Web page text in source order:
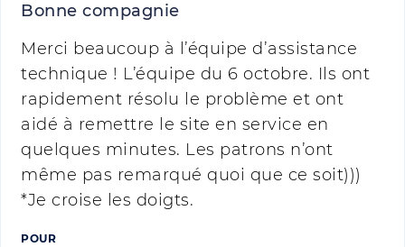
Bonne compagnie
Merci beaucoup à l’équipe d’assistance
technique ! L’équipe du 6 octobre. Ils ont
rapidement résolu le problème et ont
aidé à remettre le site en service en
quelques minutes. Les patrons n’ont
même pas remarqué quoi que ce soit)))
*Je croise les doigts.
POUR